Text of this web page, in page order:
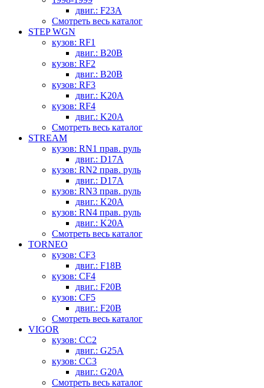
двиг.: F23A
Смотреть весь каталог
STEP WGN
кузов: RF1
двиг.: B20B
кузов: RF2
двиг.: B20B
кузов: RF3
двиг.: K20A
кузов: RF4
двиг.: K20A
Смотреть весь каталог
STREAM
кузов: RN1 прав. руль
двиг.: D17A
кузов: RN2 прав. руль
двиг.: D17A
кузов: RN3 прав. руль
двиг.: K20A
кузов: RN4 прав. руль
двиг.: K20A
Смотреть весь каталог
TORNEO
кузов: CF3
двиг.: F18B
кузов: CF4
двиг.: F20B
кузов: CF5
двиг.: F20B
Смотреть весь каталог
VIGOR
кузов: CC2
двиг.: G25A
кузов: CC3
двиг.: G20A
Смотреть весь каталог